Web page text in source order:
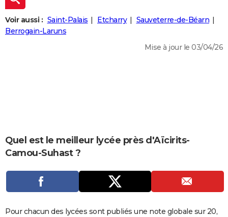
SANTE
Alimentation
Guide de la santé
Maladies
Médicaments
Sommeil
+ VOYAGE
Carte de Noël
Carte Bonne année
Carte Saint-Valentin
Carte Pâques
Carte d'anniversaire
DICTIONNAIRE
Dictionnaire
Biographies
Citations
Expressions
Proverbes
COPAINS D'AVANT
Voir aussi : Saint-Palais Etcharry
Sauveterre-de-Béarn
Berrogain-Laruns
Mise à jour le 03/04/26
Quel est le meilleur lycée près d'Aïcirits-
Camou-Suhast ?
Pour chacun des lycées sont publiés une note globale sur 20,